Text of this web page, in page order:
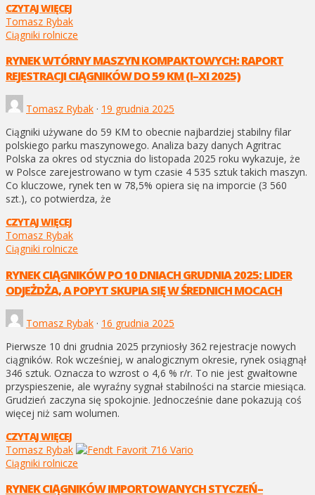
CZYTAJ WIĘCEJ
Tomasz Rybak
Ciągniki rolnicze
RYNEK WTÓRNY MASZYN KOMPAKTOWYCH: RAPORT
REJESTRACJI CIĄGNIKÓW DO 59 KM (I–XI 2025)
Tomasz Rybak · 19 grudnia 2025
Ciągniki używane do 59 KM to obecnie najbardziej stabilny filar
polskiego parku maszynowego. Analiza bazy danych Agritrac
Polska za okres od stycznia do listopada 2025 roku wykazuje, że
w Polsce zarejestrowano w tym czasie 4 535 sztuk takich maszyn.
Co kluczowe, rynek ten w 78,5% opiera się na imporcie (3 560
szt.), co potwierdza, że
CZYTAJ WIĘCEJ
Tomasz Rybak
Ciągniki rolnicze
RYNEK CIĄGNIKÓW PO 10 DNIACH GRUDNIA 2025: LIDER
ODJEŻDŻA, A POPYT SKUPIA SIĘ W ŚREDNICH MOCACH
Tomasz Rybak · 16 grudnia 2025
Pierwsze 10 dni grudnia 2025 przyniosły 362 rejestracje nowych
ciągników. Rok wcześniej, w analogicznym okresie, rynek osiągnął
346 sztuk. Oznacza to wzrost o 4,6 % r/r. To nie jest gwałtowne
przyspieszenie, ale wyraźny sygnał stabilności na starcie miesiąca.
Grudzień zaczyna się spokojnie. Jednocześnie dane pokazują coś
więcej niż sam wolumen.
CZYTAJ WIĘCEJ
Tomasz Rybak
Ciągniki rolnicze
RYNEK CIĄGNIKÓW IMPORTOWANYCH STYCZEŃ–